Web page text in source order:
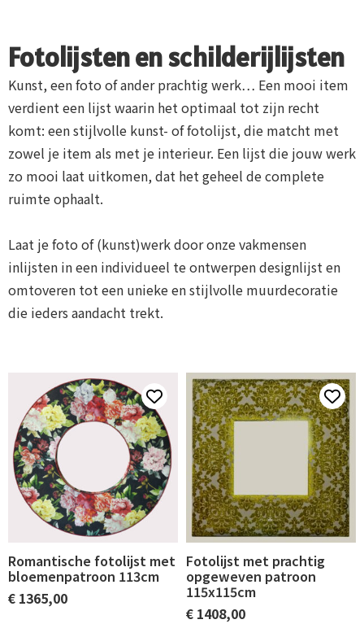
Fotolijsten en schilderijlijsten
Kunst, een foto of ander prachtig werk… Een mooi item
verdient een lijst waarin het optimaal tot zijn recht
komt: een stijlvolle kunst- of fotolijst, die matcht met
zowel je item als met je interieur. Een lijst die jouw werk
zo mooi laat uitkomen, dat het geheel de complete
ruimte ophaalt.
Laat je foto of (kunst)werk door onze vakmensen
inlijsten in een individueel te ontwerpen designlijst en
omtoveren tot een unieke en stijlvolle muurdecoratie
die ieders aandacht trekt.
Romantische fotolijst met
bloemenpatroon 113cm
€ 1365,00
Fotolijst met prachtig
opgeweven patroon
115x115cm
€ 1408,00